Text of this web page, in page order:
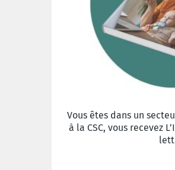
Vous êtes dans un
à la CSC, vous recevez